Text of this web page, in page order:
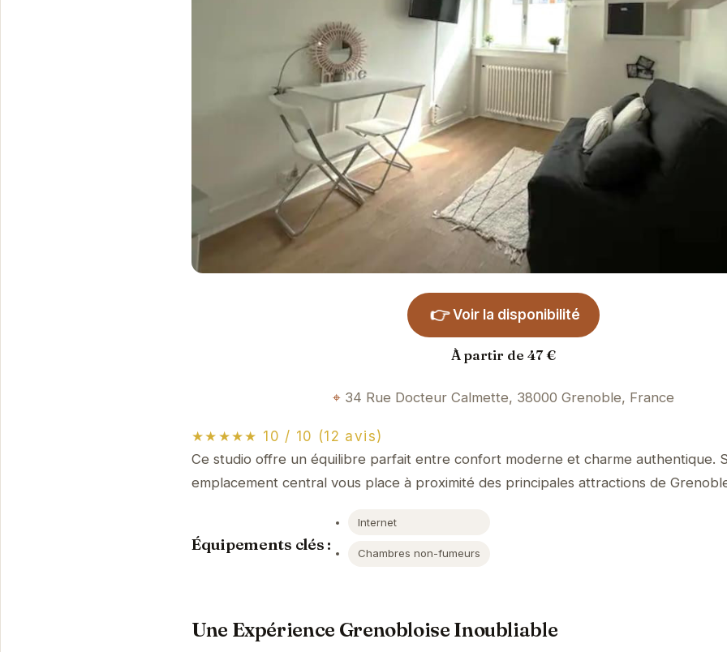
👉 Voir la disponibilité
À partir de 47 €
34 Rue Docteur Calmette, 38000 Grenoble, France
★★★★★ 10 / 10 (12 avis)
Ce studio offre un équilibre parfait entre confort moderne et charme authentique.
emplacement central vous place à proximité des principales attractions de
Équipements clés :
Internet
Chambres non-fumeurs
Une Expérience Grenobloise Inoubliable